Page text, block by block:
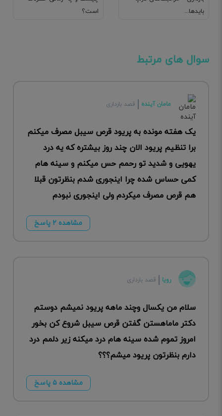
است؟
بایدها...
سوال های مرتبط
مامان آینده قصد بارداری
یک هفته مونده به پریود قرص سیبل مصرف میکنم
برا تنظیم پریود الان چند روز بیشتره که یه درد
یهویی و شدید تو رحمم حس میکنم و سینه هام
کمی حساس شده چرا اینجوری شدم بنظرتون قبلا
هم قرص مصرف میکردم ولی اینجوری نبودم
مشاهده ۲ پاسخ
رویا قصد بارداری
سلام من یکسال وچند ماهه پریود نمیشم دوستم
دکتر ماماهستن گفتن قرص سیبل شروع کن بخور
امروز تموم شده سینه هام درد میکنه زیر دلمم درد
دارم بنظرتون پریود میشم؟؟؟
مشاهده ۵ پاسخ